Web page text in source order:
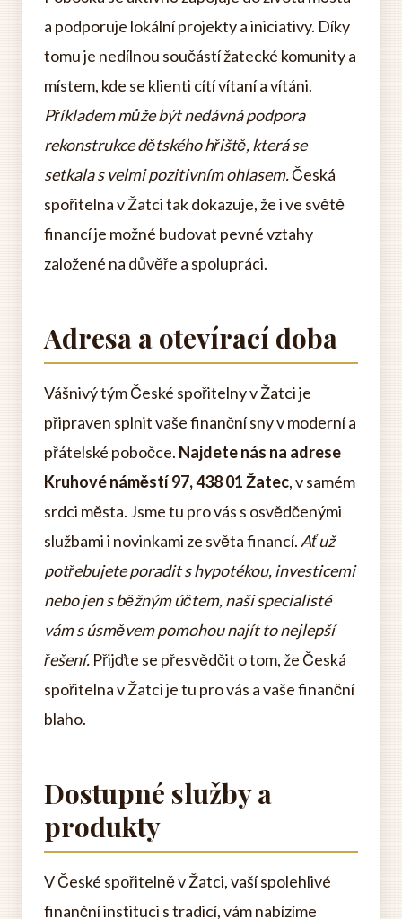
a podporuje lokální projekty a iniciativy. Díky
tomu je nedílnou součástí žatecké komunity a
místem, kde se klienti cítí vítaní a vítáni.
Příkladem může být nedávná podpora
rekonstrukce dětského hřiště, která se
setkala s velmi pozitivním ohlasem.Česká
spořitelna v Žatci tak dokazuje, že i ve světě
financí je možné budovat pevné vztahy
založené na důvěře a spolupráci.
Adresa a otevírací doba
Vášnivý tým České spořitelny v Žatci je
připraven splnit vaše finanční sny v moderní a
přátelské pobočce. Najdete nás na adrese
Kruhové náměstí 97, 438 01 Žatec, v samém
srdci města. Jsme tu pro vás s osvědčenými
službami i novinkami ze světa financí. Ať už
potřebujete poradit s hypotékou, investicemi
nebo jen s běžným účtem, naši specialisté
vám s úsměvem pomohou najít to nejlepší
řešení. Přijďte se přesvědčit o tom, že Česká
spořitelna v Žatci je tu pro vás a vaše finanční
blaho.
Dostupné služby a
produkty
V České spořitelně v Žatci, vaší spolehlivé
finanční instituci s tradicí, vám nabízíme